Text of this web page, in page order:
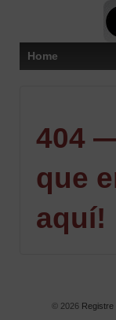
Home
404
que
aquí!
© 2026Registre